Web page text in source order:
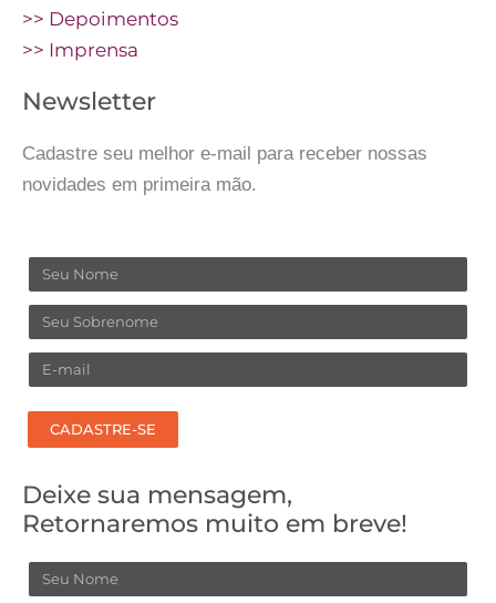
>> Depoimentos
>> Imprensa
Newsletter
Cadastre seu melhor e-mail para receber nossas
novidades em primeira mão.
Nome
Sobrenome
Email
CADASTRE-SE
Deixe sua mensagem,
Retornaremos muito em breve!
Nome